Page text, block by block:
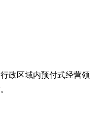
政区域内预付式经营领